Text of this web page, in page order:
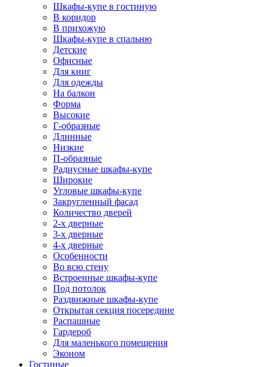
Шкафы-купе в гостиную
В коридор
В прихожую
Шкафы-купе в спальню
Детские
Офисные
Для книг
Для одежды
На балкон
Форма
Высокие
Г-образные
Длинные
Низкие
П-образные
Радиусные шкафы-купе
Широкие
Угловые шкафы-купе
Закругленный фасад
Количество дверей
2-х дверные
3-х дверные
4-х дверные
Особенности
Во всю стену
Встроенные шкафы-купе
Под потолок
Раздвижные шкафы-купе
Открытая секция посередине
Распашные
Гардероб
Для маленького помещения
Эконом
Гостиные